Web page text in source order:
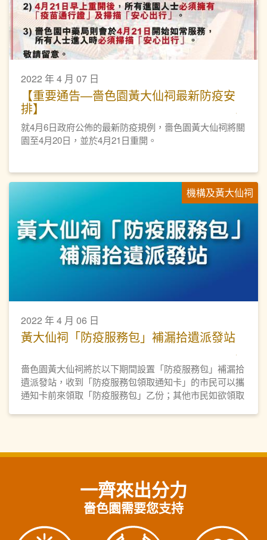
2022 年 4 月 07 日
【重要通告—嗇色園黃大仙祠最新防疫安
排】
就4月6日政府公佈的最新防疫規例，嗇色園黃大仙祠將關
園至4月20日，並於4月21日重開。
機構及黃大仙祠
2022 年 4 月 06 日
黃大仙祠「防疫服務包」補漏拾遺派發站
嗇色園黃大仙祠將於以下期間設置「防疫服務包」補漏拾
遺派發站，收到「防疫服務包領取通知卡」的市民可以攜
通知卡前來領取「防疫服務包」乙份；其他市民如欲領取
一齊來出分力
嗇色園需要您支持